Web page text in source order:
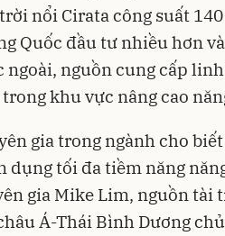
nổi Cirata công suất
Quốc đầu tư nhiều hơn
ngoài, nguồn cung cấp
khu vực nâng cao
gia trong ngành cho
dụng tối đa tiềm năng
gia Mike Lim, nguồn tài
Á-Thái Bình Dương